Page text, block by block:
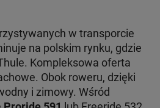
w transporcie
na polskim rynku, gdzie
Kompleksowa oferta
Obok roweru, dzięki
i zimowy. Wśród